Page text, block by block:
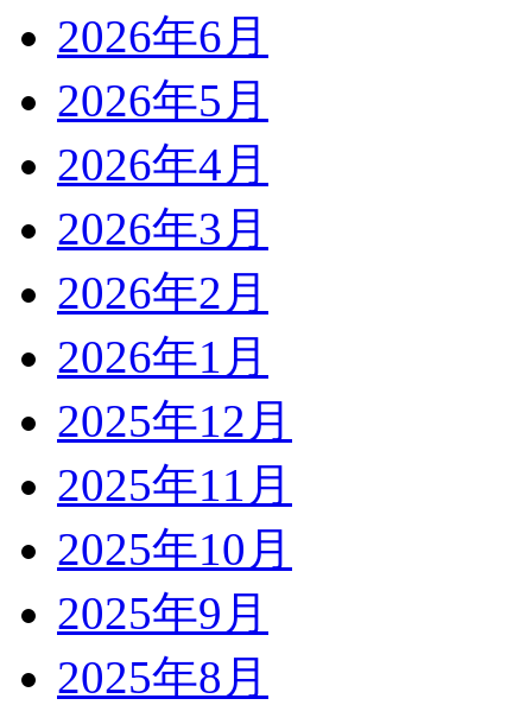
2026年6月
2026年5月
2026年4月
2026年3月
2026年2月
2026年1月
2025年12月
2025年11月
2025年10月
2025年9月
2025年8月